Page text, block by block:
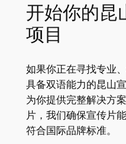
开始你的昆
项目
如果你正在寻找专业
具备双语能力的昆山
为你提供完整解决方
片，我们确保宣传片
符合国际品牌标准。